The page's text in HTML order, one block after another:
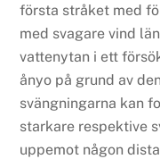
första stråket med
med svagare vind
vattenytan i ett
ånyo på grund av
svängningarna kan
starkare respektive
uppemot någon